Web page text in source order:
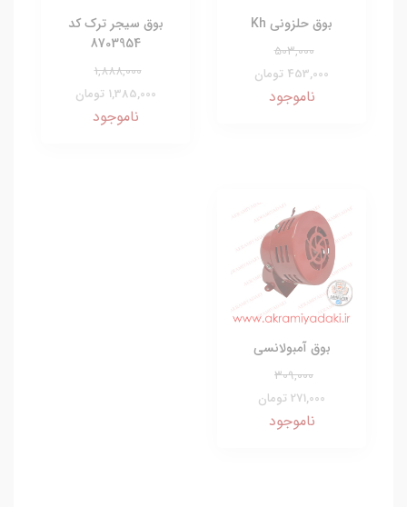
بوق حلزونی Kh
503,000
453,000 تومان
ناموجود
بوق سیجر ترک کد
8703954
1,888,000
1,385,000 تومان
ناموجود
بوق آمبولانسی
309,000
271,000 تومان
ناموجود